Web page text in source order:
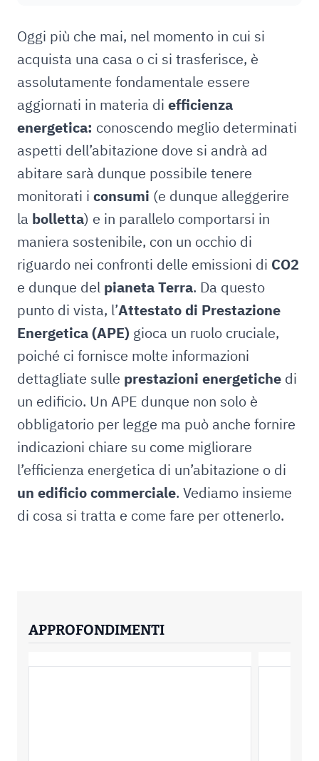
Oggi più che mai, nel momento in cui si
acquista una casa o ci si trasferisce, è
assolutamente fondamentale essere
aggiornati in materia di efficienza
energetica: conoscendo meglio determinati
aspetti dell’abitazione dove si andrà ad
abitare sarà dunque possibile tenere
monitorati i consumi (e dunque alleggerire
la bolletta) e in parallelo comportarsi in
maniera sostenibile, con un occhio di
riguardo nei confronti delle emissioni di CO2
e dunque del pianeta Terra. Da questo
punto di vista, l’Attestato di Prestazione
Energetica (APE) gioca un ruolo cruciale,
poiché ci fornisce molte informazioni
dettagliate sulle prestazioni energetiche di
un edificio. Un APE dunque non solo è
obbligatorio per legge ma può anche fornire
indicazioni chiare su come migliorare
l’efficienza energetica di un’abitazione o di
un edificio commerciale. Vediamo insieme
di cosa si tratta e come fare per ottenerlo.
APPROFONDIMENTI